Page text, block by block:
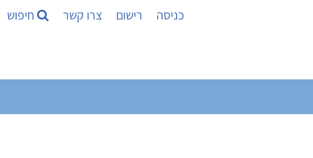
כניסה רישום צרו קשר חיפוש